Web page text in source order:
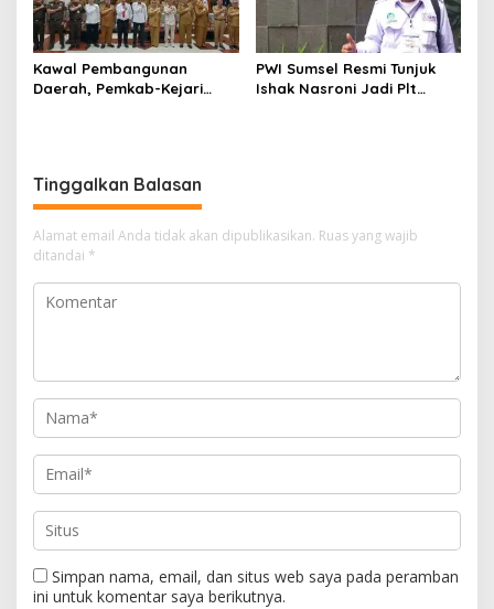
Kawal Pembangunan
Daerah, Pemkab-Kejari
PWI Sumsel Resmi Tunjuk
Ishak Nasroni Jadi Plt
Tinggalkan Balasan
Alamat email Anda tidak akan dipublikasikan. Ruas yang wajib
ditandai *
Simpan nama, email, dan situs web saya pada peramban
ini untuk komentar saya berikutnya.